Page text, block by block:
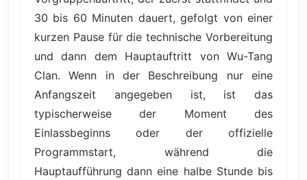
30 bis 60 Minuten dauert, gefolgt von einer
kurzen Pause für die technische Vorbereitung
und dann dem Hauptauftritt von Wu-Tang
Clan. Wenn in der Beschreibung nur eine
Anfangszeit angegeben ist, ist das
typischerweise der Moment des
Einlassbeginns oder der offizielle
Programmstart, während die
Hauptaufführung dann eine halbe Stunde bis